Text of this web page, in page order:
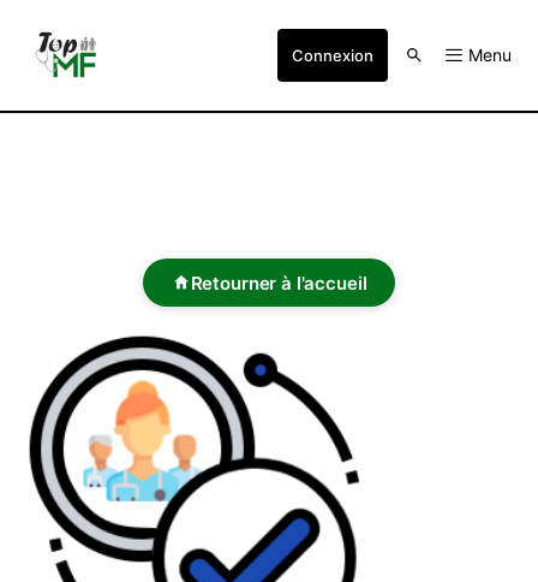
Connexion Menu
Retourner à l'accueil